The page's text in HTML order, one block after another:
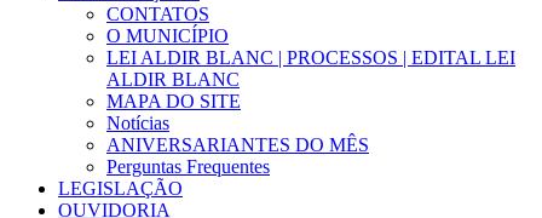
CONTATOS
O MUNICÍPIO
LEI ALDIR BLANC | PROCESSOS | EDITAL LEI
ALDIR BLANC
MAPA DO SITE
Notícias
ANIVERSARIANTES DO MÊS
Perguntas Frequentes
LEGISLAÇÃO
OUVIDORIA